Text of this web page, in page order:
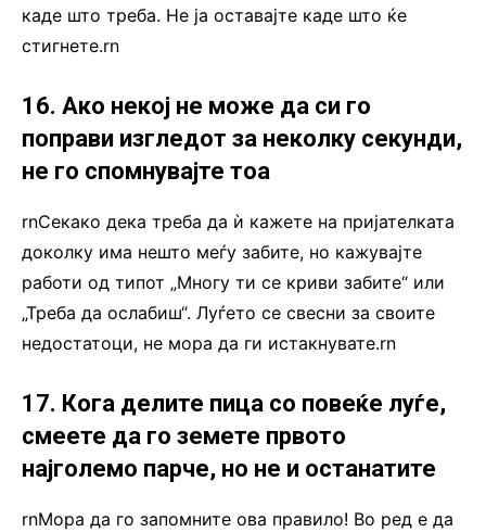
каде што треба. Не ја оставајте каде што ќе
стигнете.rn
16. Ако некој не може да си го
поправи изгледот за неколку секунди,
не го спомнувајте тоа
rnСекако дека треба да ѝ кажете на пријателката
доколку има нешто меѓу забите, но кажувајте
работи од типот „Многу ти се криви забите“ или
„Треба да ослабиш“. Луѓето се свесни за своите
недостатоци, не мора да ги истакнувате.rn
17. Кога делите пица со повеќе луѓе,
смеете да го земете првото
најголемо парче, но не и останатите
rnМора да го запомните ова правило! Во ред е да